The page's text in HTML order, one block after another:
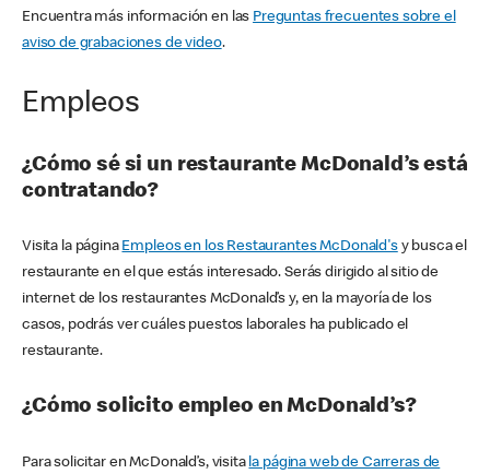
Encuentra más información en las Preguntas frecuentes sobre el
aviso de grabaciones de video.
Empleos
¿Cómo sé si un restaurante McDonald’s está
contratando?
Visita la página Empleos en los Restaurantes McDonald'sy busca el
restaurante en el que estás interesado. Serás dirigido al sitio de
internet de los restaurantes McDonald’s y, en la mayoría de los
casos, podrás ver cuáles puestos laborales ha publicado el
restaurante.
¿Cómo solicito empleo en McDonald’s?
Para solicitar en McDonald’s, visita la página web de Carreras de